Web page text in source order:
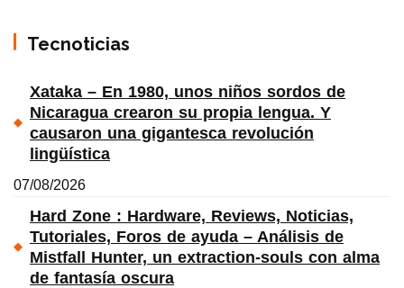
Tecnoticias
Xataka – En 1980, unos niños sordos de
Nicaragua crearon su propia lengua. Y
causaron una gigantesca revolución
lingüística
07/08/2026
Hard Zone : Hardware, Reviews, Noticias,
Tutoriales, Foros de ayuda – Análisis de
Mistfall Hunter, un extraction-souls con alma
de fantasía oscura